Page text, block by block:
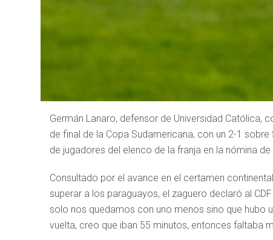
Germán Lanaro, defensor de Universidad
de final de la Copa Sudamericana, con un 2-1
de jugadores del elenco de la franja en la nómina
Consultado por el avance en el certamen
superar a los paraguayos, el zaguero declaró al
solo nos quedamos con uno menos sino que hubo
vuelta, creo que iban 55 minutos, entonces faltaba